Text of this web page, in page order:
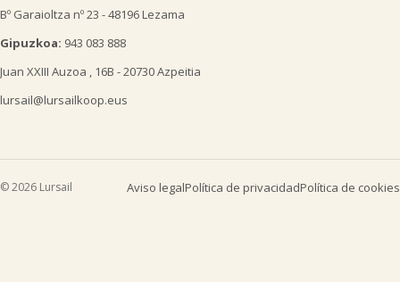
Bº Garaioltza nº 23 - 48196 Lezama
Gipuzkoa: 943 083 888
Juan XXIII Auzoa , 16B - 20730 Azpeitia
lursail@lursailkoop.eus
© 2026 Lursail Aviso legalPolítica de privacidadPolítica de cookies